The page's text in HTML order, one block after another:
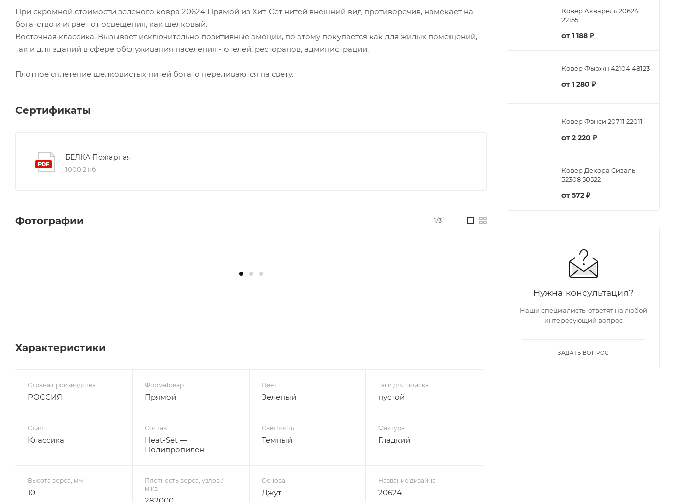
При скромной стоимости зеленого ковра 20624 Прямой из Хит-Сет нитей внешний вид противоречив, намекает на
богатство и играет от освещения, как шелковый.
Восточная классика. Вызывает исключительно позитивные эмоции, по этому покупается как для жилых помещений,
так и для зданий в сфере обслуживания населения - отелей, ресторанов, администрации.
Плотное сплетение шелковистых нитей богато переливаются на свету.
Сертификаты
БЕЛКА Пожарная
1000,2 кб
Фотографии 1/3
Характеристики
Страна производства
РОССИЯ
ФормаТовар
Прямой
Цвет
Зеленый
Тэги для поиска
пустой
Стиль
Классика
Состав
Heat-Set —
Полипропилен
Светлость
Темный
Фактура
Гладкий
Высота ворса, мм
10
Плотность ворса, узлов /
м.кв
Основа
Джут
Название дизайна
20624
Ковер Акварель 20624
22155
от1 188 ₽
Ковер Фьюжн 42104 48123
от1 280 ₽
Ковер Фэнси 20711 22011
от2 220 ₽
Ковер Декора Сизаль
52308 50522
от572 ₽
Нужна консультация?
Наши специалисты ответят на любой
интересующий вопрос
ЗАДАТЬ ВОПРОС